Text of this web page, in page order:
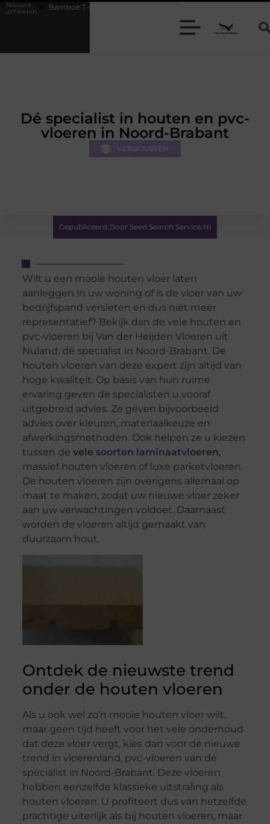
Nieuwe
artikelen
T-shirts voor heren die koel blijven
Dé specialist in houten en pvc-
vloeren in Noord-Brabant
VERBOUWEN
Gepubliceerd Door Seed Search Service.nl
Wilt u een mooie houten vloer laten
aanleggen in uw woning of is de vloer van uw
bedrijfspand versleten en dus niet meer
representatief? Bekijk dan de vele houten en
pvc-vloeren bij Van der Heijden Vloeren uit
Nuland, dé specialist in Noord-Brabant. De
houten vloeren van deze expert zijn altijd van
hoge kwaliteit. Op basis van hun ruime
ervaring geven de specialisten u vooraf
uitgebreid advies. Ze geven bijvoorbeeld
advies over kleuren, materiaalkeuze en
afwerkingsmethoden. Ook helpen ze u kiezen
tussen de vele soorten laminaatvloeren,
massief houten vloeren of luxe parketvloeren.
De houten vloeren zijn overigens allemaal op
maat te maken, zodat uw nieuwe vloer zeker
aan uw verwachtingen voldoet. Daarnaast
worden de vloeren altijd gemaakt van
duurzaam hout.
Ontdek de nieuwste trend
onder de houten vloeren
Als u ook wel zo’n mooie houten vloer wilt,
maar geen tijd heeft voor het vele onderhoud
dat deze vloer vergt, kies dan voor dé nieuwe
trend in vloerenland, pvc-vloeren van dé
specialist in Noord-Brabant. Deze vloeren
hebben eenzelfde klassieke uitstraling als
houten vloeren. U profiteert dus van hetzelfde
prachtige uiterlijk als bij houten vloeren, maar